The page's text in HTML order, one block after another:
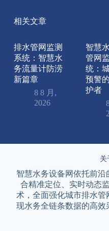
相关文章
排水管网监测
系统：智慧水
务流量计防涝
新篇章
8 8 月,
2026
智慧
管网
统：
预警
护者
关
智慧水务设备网依托前
合精准定位、实时动态
术，全面强化城市排水
现水务全链条数据的高效